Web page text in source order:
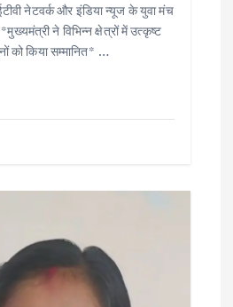
नेटवर्क और इंडिया न्यूज के युवा मंच
ने विभिन्न क्षेत्रों में उत्कृष्ट
को किया सम्मानित* …